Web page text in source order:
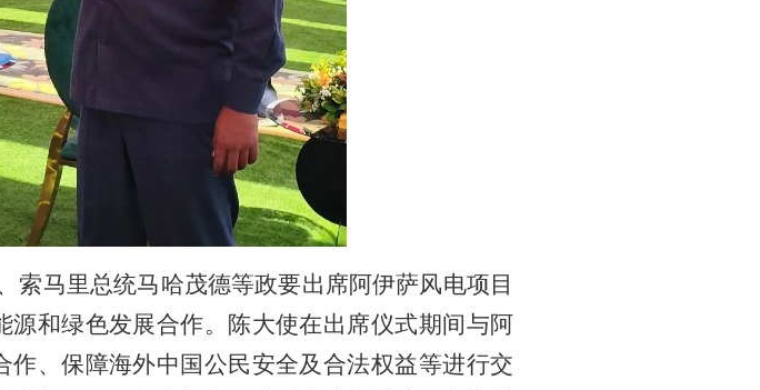
索马里总统马哈茂德等政要出席阿伊萨风电项目
和绿色发展合作。陈大使在出席仪式期间与阿
、保障海外中国公民安全及合法权益等进行交